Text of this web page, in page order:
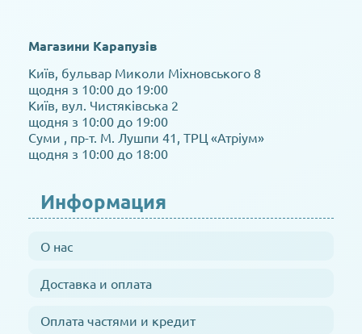
Магазини Карапузів
Київ, бульвар Миколи Міхновського 8
щодня з 10:00 до 19:00
Київ, вул. Чистяківська 2
щодня з 10:00 до 19:00
Суми , пр-т. М. Лушпи 41, ТРЦ «Атріум»
щодня з 10:00 до 18:00
Информация
О нас
Доставка и оплата
Оплата частями и кредит